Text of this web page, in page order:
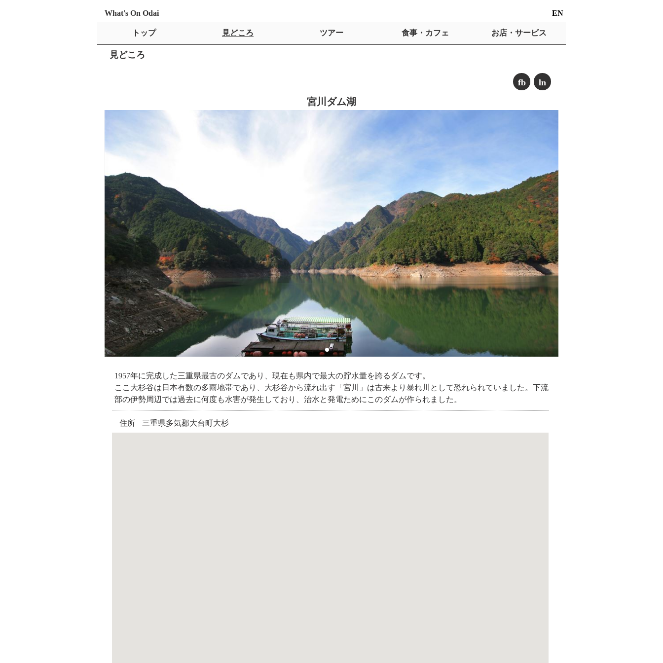
What's On Odai EN
トップ 見どころ ツアー 食事・カフェ お店・サービス
見どころ
fb ln
宮川ダム湖
1957年に完成した三重県最古のダムであり、現在も県内で最大の貯水量を誇るダムです。
ここ大杉谷は日本有数の多雨地帯であり、大杉谷から流れ出す「宮川」は古来より暴れ川として恐れられていました。下流
部の伊勢周辺では過去に何度も水害が発生しており、治水と発電ためにこのダムが作られました。
住所 三重県多気郡大台町大杉